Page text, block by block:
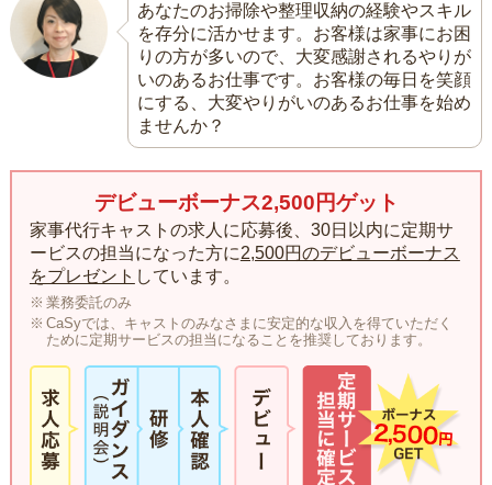
あなたのお掃除や整理収納の経験やスキル
を存分に活かせます。お客様は家事にお困
りの方が多いので、大変感謝されるやりが
いのあるお仕事です。お客様の毎日を笑顔
にする、大変やりがいのあるお仕事を始め
ませんか？
デビューボーナス2,500円ゲット
家事代行キャストの求人に応募後、30日以内に定期サ
ービスの担当になった方に2,500円のデビューボーナス
をプレゼント しています。
業務委託のみ
CaSyでは、キャストのみなさまに安定的な収入を得ていただく
ために定期サービスの担当になることを推奨しております。